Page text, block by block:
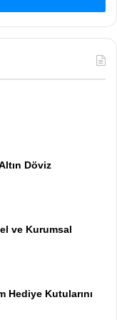
Döviz
ve Kurumsal
Hediye Kutularını